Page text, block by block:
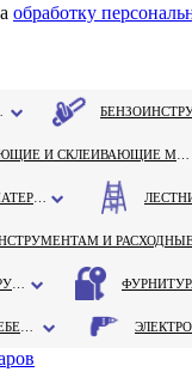
обработку